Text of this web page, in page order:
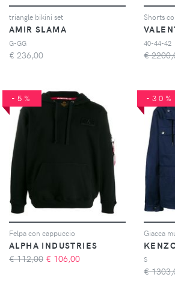
triangle bikini set
AMIR SLAMA
G-GG
€ 236,00
Shorts
40-44-42
€
-5%
Felpa con cappuccio
ALPHA INDUSTRIES
€ 112,00 € 106,00
-30%
Giacca
S
€